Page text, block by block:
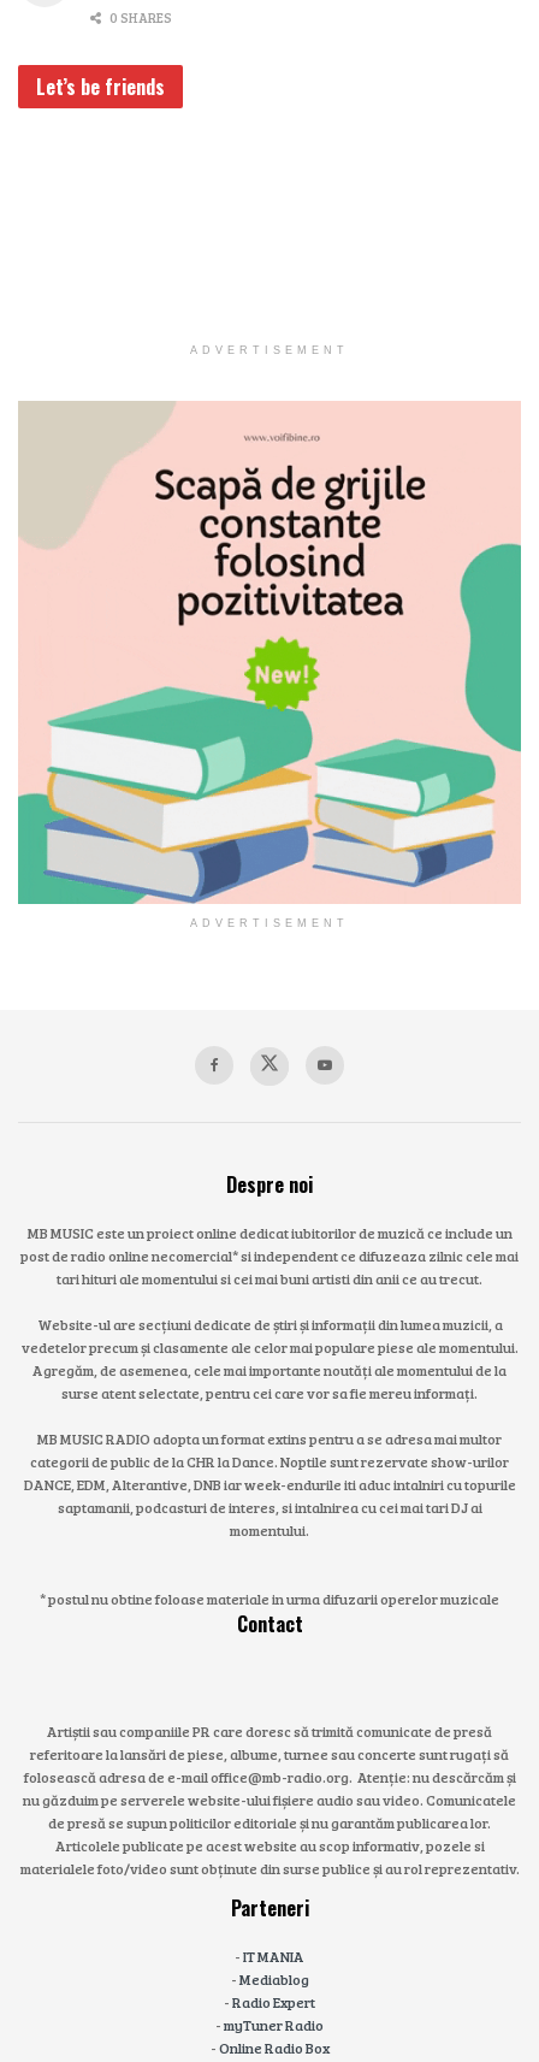
0 SHARES
Let’s be friends
ADVERTISEMENT
ADVERTISEMENT
Despre noi
MB MUSIC este un proiect online dedicat iubitorilor de muzică ce include un
post de radio online necomercial* si independent ce difuzeaza zilnic cele mai
tari hituri ale momentului si cei mai buni artisti din anii ce au trecut.
Website-ul are secțiuni dedicate de știri și informații din lumea muzicii, a
vedetelor precum și clasamente ale celor mai populare piese ale momentului.
Agregăm, de asemenea, cele mai importante noutăți ale momentului de la
surse atent selectate, pentru cei care vor sa fie mereu informați.
MB MUSIC RADIO adopta un format extins pentru a se adresa mai multor
categorii de public de la CHR la Dance. Noptile sunt rezervate show-urilor
DANCE, EDM, Alterantive, DNB iar week-endurile iti aduc intalniri cu topurile
saptamanii, podcasturi de interes, si intalnirea cu cei mai tari DJ ai
momentului.
* postul nu obtine foloase materiale in urma difuzarii operelor muzicale
Contact
Artiștii sau companiile PR care doresc să trimită comunicate de presă
referitoare la lansări de piese, albume, turnee sau concerte sunt rugați să
folosească adresa de e-mail office@mb-radio.org. Atenție: nu descărcăm și
nu găzduim pe serverele website-ului fișiere audio sau video. Comunicatele
de presă se supun politicilor editoriale și nu garantăm publicarea lor.
Articolele publicate pe acest website au scop informativ, pozele si
materialele foto/video sunt obținute din surse publice și au rol reprezentativ.
Parteneri
-IT MANIA
-Mediablog
-Radio Expert
-myTuner Radio
-Online Radio Box